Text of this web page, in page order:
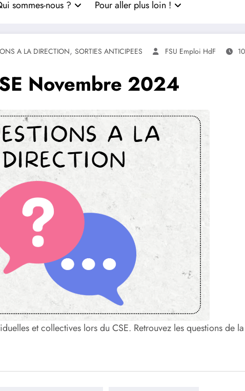
sommes-nous ? Pour aller plus loin !
A LA DIRECTION, SORTIES ANTICIPEES FSU Emploi HdF
Novembre 2024
et collectives lors du CSE. Retrouvez les questions de